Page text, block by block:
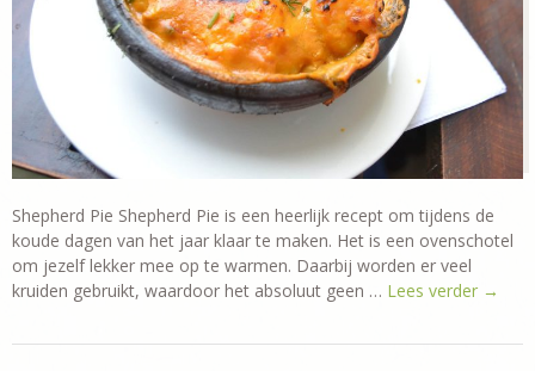
Shepherd Pie Shepherd Pie is een heerlijk recept om tijdens de
koude dagen van het jaar klaar te maken. Het is een ovenschotel
om jezelf lekker mee op te warmen. Daarbij worden er veel
kruiden gebruikt, waardoor het absoluut geen … Lees verder →